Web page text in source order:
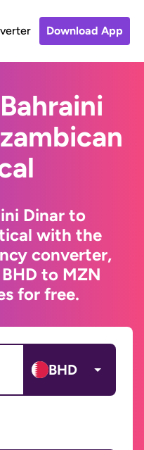
Download App
Dinar to
with the
converter,
to MZN
for free.
BHD